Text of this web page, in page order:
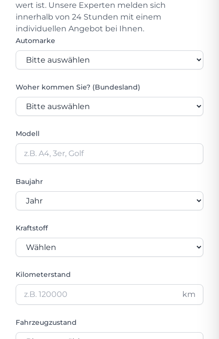
wert ist. Unsere Experten melden sich
innerhalb von 24 Stunden mit einem
individuellen Angebot bei Ihnen.
Automarke
Woher kommen Sie? (Bundesland)
Modell
Baujahr
Kraftstoff
Kilometerstand
km
Fahrzeugzustand